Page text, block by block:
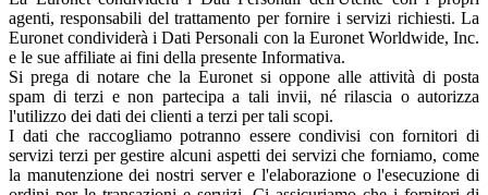
agenti, responsabili del trattamento per fornire i servizi richiesti. La
Euronet condividerà i Dati Personali con la Euronet Worldwide, Inc.
e le sue affiliate ai fini della presente Informativa.
Si prega di notare che la Euronet si oppone alle attività di posta
spam di terzi e non partecipa a tali invii, né rilascia o autorizza
l'utilizzo dei dati dei clienti a terzi per tali scopi.
I dati che raccogliamo potranno essere condivisi con fornitori di
servizi terzi per gestire alcuni aspetti dei servizi che forniamo, come
la manutenzione dei nostri server e l'elaborazione o l'esecuzione di